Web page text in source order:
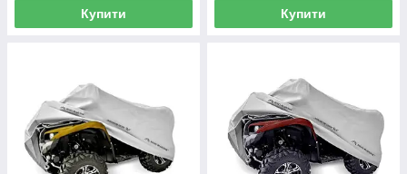
Купити Купити